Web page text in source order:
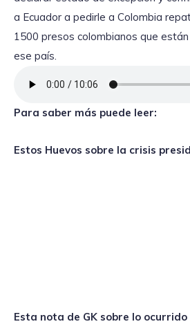
a Ecuador a pedirle a Colombia
1500 presos colombianos que
ese país.
Para saber más puede leer:
Estos Huevos sobre la crisis
Esta nota de GK sobre lo